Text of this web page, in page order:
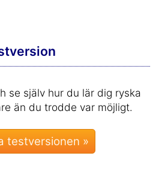
se själv hur du lär dig ryska
än du trodde var möjligt.